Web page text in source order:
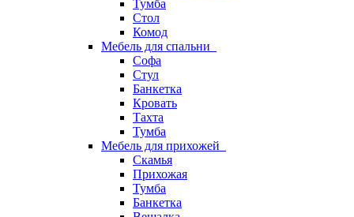
Тумба
Стол
Комод
Мебель для спальни
Софа
Стул
Банкетка
Кровать
Тахта
Тумба
Мебель для прихожей
Скамья
Прихожая
Тумба
Банкетка